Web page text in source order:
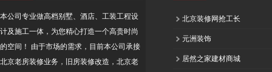
本公司专业做高档别墅、酒店、工装工程设
计及施工一体，为您精心打造一个高贵时尚
的空间！ 由于市场的需求，目前本公司承接
北京老房装修业务，旧房装修改造，北京老
北京装修网抢工长
元洲装饰
居然之家建材商城